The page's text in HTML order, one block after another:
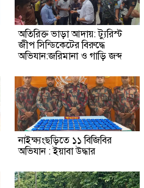
অতিরিক্ত ভাড়া আদায়: ট্যুরিস্ট
জীপ সিন্ডিকেটের বিরুদ্ধে
অভিযান:জরিমানা ও গাড়ি জব্দ
নাইক্ষ্যংছড়িতে ১১ বিজিবির
অভিযান : ইয়াবা উদ্ধার